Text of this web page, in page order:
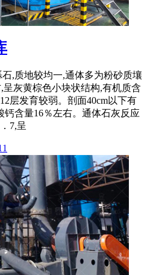
,质地较均一,通体多为粉砂质壤
呈灰黄棕色小块状结构,有机质含
层发育较弱。剖面40cm以下有
钙含量16％左右。通体石灰反应
7,呈